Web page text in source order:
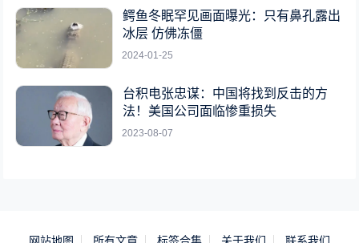
鳄鱼冬眠罕见画面曝光：只有鼻孔露出
冰层 仿佛冻僵
2024-01-25
台积电张忠谋：中国将找到反击的方
法！美国公司面临惨重损失
2023-08-07